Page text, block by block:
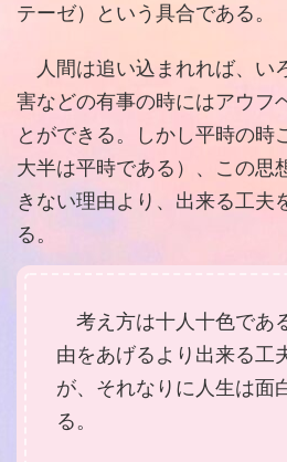
テーゼ）という具合である。
人間は追い込まれれば、い
害などの有事の時にはアウフ
とができる。しかし平時の時
大半は平時である）、この思
きない理由より、出来る工夫
る。
考え方は十人十色であ
由をあげるより出来る工
が、それなりに人生は面
る。